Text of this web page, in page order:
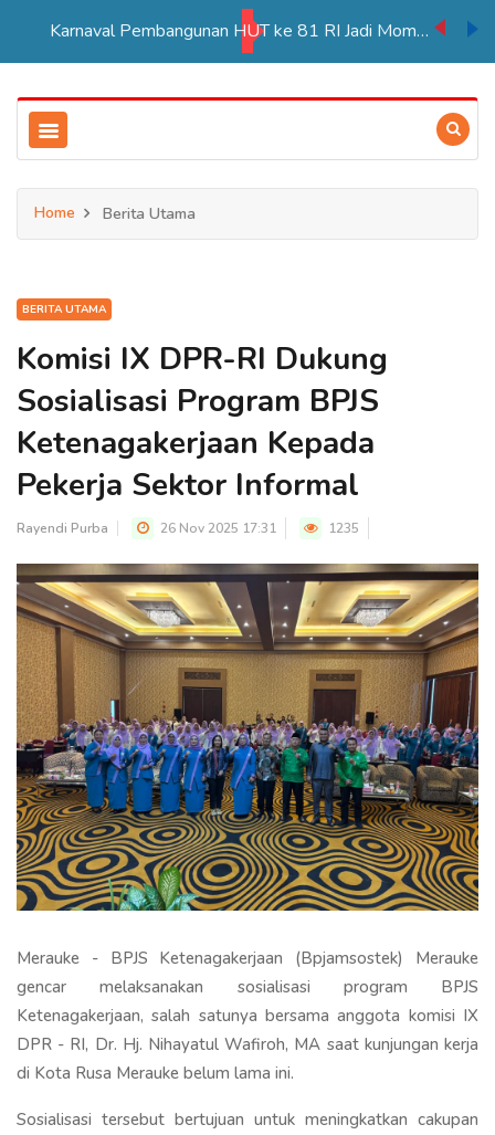
Karnaval Pembangunan HUT ke 81 RI Jadi Momentum Perkuat Persatuan di Merauke
Home Berita Utama
BERITA UTAMA
Komisi IX DPR-RI Dukung
Sosialisasi Program BPJS
Ketenagakerjaan Kepada
Pekerja Sektor Informal
Rayendi Purba 26 Nov 2025 17:31 1235
Merauke - BPJS Ketenagakerjaan (Bpjamsostek) Merauke
gencar melaksanakan sosialisasi program BPJS
Ketenagakerjaan, salah satunya bersama anggota komisi IX
DPR - RI, Dr. Hj. Nihayatul Wafiroh, MA saat kunjungan kerja
di Kota Rusa Merauke belum lama ini.
Sosialisasi tersebut bertujuan untuk meningkatkan cakupan